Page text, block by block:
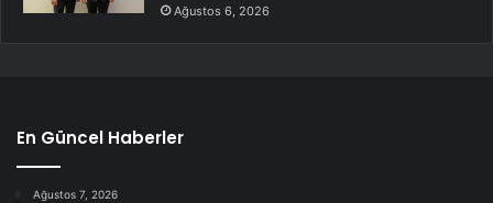
Ağustos 6, 2026
En Güncel Haberler
Ağustos 7, 2026